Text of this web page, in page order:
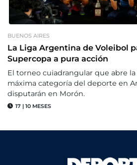
BUENOS AIRES
La Liga Argentina de Voleibol
Supercopa a pura acción
El torneo cuiadrangular que abre
máxima categoría del deporte en
disputarán en Morón.
17 | 10 MESES